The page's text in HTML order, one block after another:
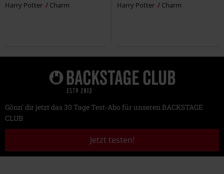
Harry Potter
Charm
Harry Potter
Charm
Gönn' dir jetzt das 30 Tage Test-Abo für unseren BACKSTAGE
CLUB
Jetzt testen!